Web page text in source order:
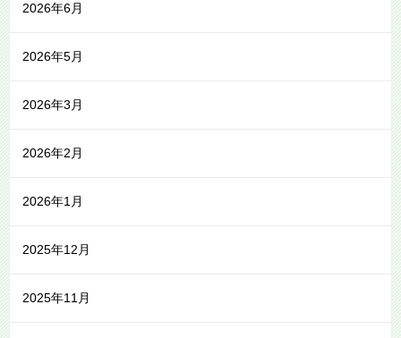
2026年6月
2026年5月
2026年3月
2026年2月
2026年1月
2025年12月
2025年11月